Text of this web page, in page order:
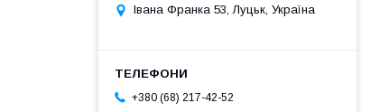
Івана Франка 53, Луцьк, Україна
+380 (68) 217-42-52